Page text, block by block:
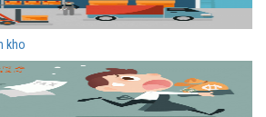
kho